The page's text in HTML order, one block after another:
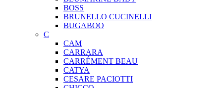
BOSS
BRUNELLO CUCINELLI
BUGABOO
C
CAM
CARRARA
CARRÉMENT BEAU
CATYA
CESARE PACIOTTI